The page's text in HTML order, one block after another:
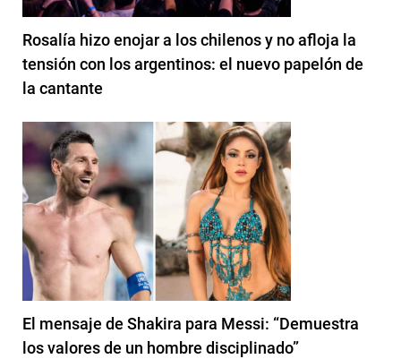
Rosalía hizo enojar a los chilenos y no afloja la
tensión con los argentinos: el nuevo papelón de
la cantante
El mensaje de Shakira para Messi: “Demuestra
los valores de un hombre disciplinado”